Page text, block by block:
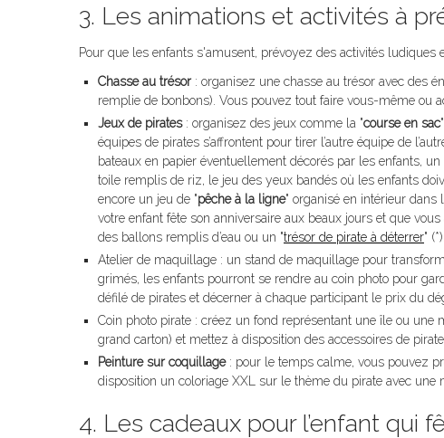
3. Les animations et activités à
Pour que les enfants s'amusent, prévoyez des activités ludiques
Chasse au trésor: organisez une chasse au trésor avec des
remplie de bonbons). Vous pouvez tout faire vous-même ou
Jeux de pirates: organisez des jeux comme la "course en sac
équipes de pirates s’affrontent pour tirer l’autre équipe de
bateaux en papier éventuellement décorés par les enfants, un
toile remplis de riz, le jeu des yeux bandés où les enfants
encore un jeu de "pêche à la ligne" organisé en intérieur dans
votre enfant fête son anniversaire aux beaux jours et que
des ballons remplis d’eau ou un "trésor de pirate à déterrer" (*).
Atelier de maquillage : un stand de maquillage pour
grimés, les enfants pourront se rendre au coin photo pour
défilé de pirates et décerner à chaque participant le prix du
Coin photo pirate : créez un fond représentant une île ou
grand carton) et mettez à disposition des accessoires de
Peinture sur coquillage: pour le temps calme, vous pouvez
disposition un coloriage XXL sur le thème du pirate avec une
4. Les cadeaux pour l’enfant qui